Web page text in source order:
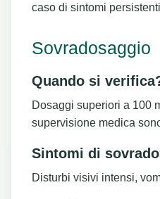
caso di sintomi
Sovradosaggio
Quando si
Dosaggi superiori a 100
supervisione medica
Sintomi di
Disturbi visivi intensi,